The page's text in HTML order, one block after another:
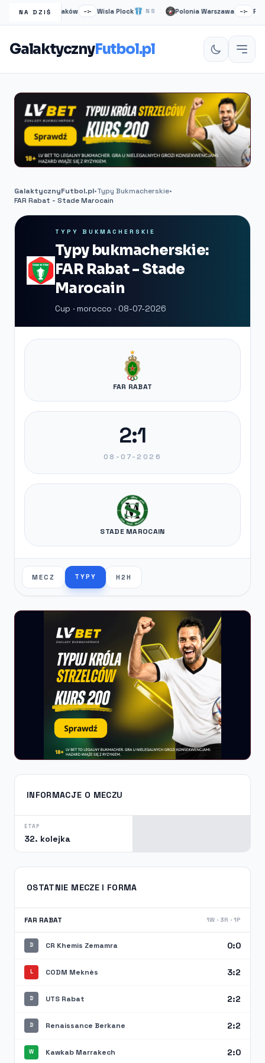
NA DZIŚ
Wisła Kraków –:– Wisla Plock NS Polonia Warszawa –:– Ruch
GalaktycznyFutbol.pl
GalaktycznyFutbol.pl•Typy Bukmacherskie•
FAR Rabat - Stade Marocain
TYPY BUKMACHERSKIE
Typy bukmacherskie:
FAR Rabat - Stade
Marocain
Cup · morocco · 08-07-2026
FAR RABAT
2:1
08-07-2026
STADE MAROCAIN
MECZ TYPY H2H
INFORMACJE O MECZU
ETAP
32. kolejka
OSTATNIE MECZE I FORMA
FAR RABAT 1W · 3R · 1P
D CR Khemis Zemamra 0:0
L CODM Meknès 3:2
D UTS Rabat 2:2
D Renaissance Berkane 2:2
W Kawkab Marrakech 2:0